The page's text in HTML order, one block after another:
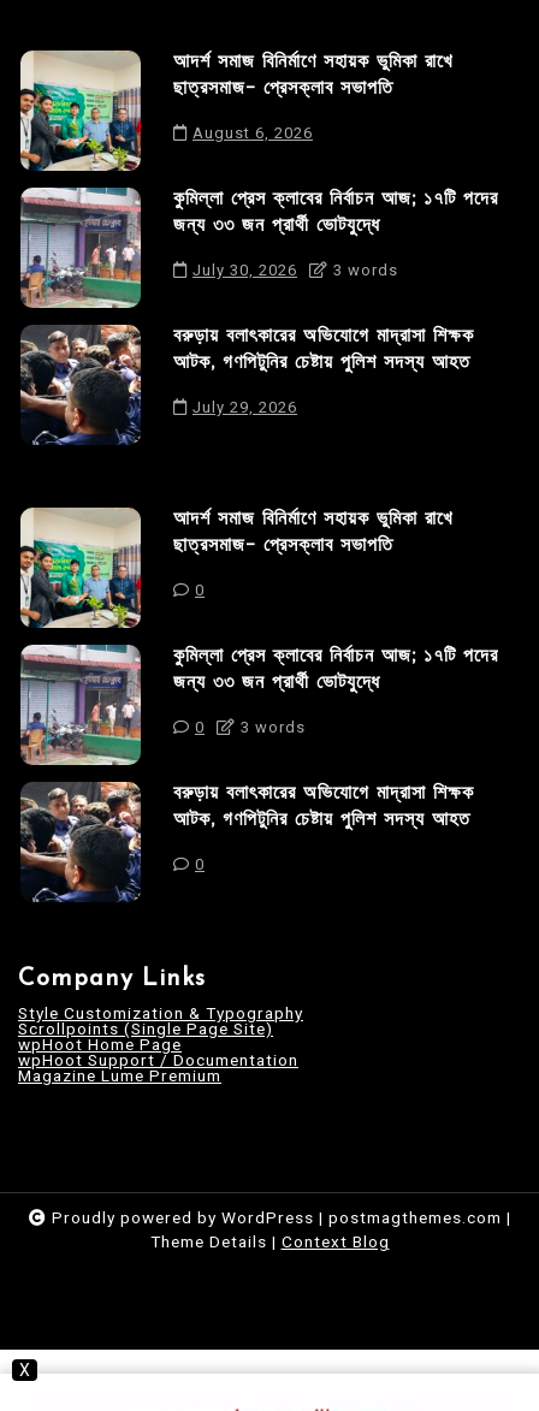
আদর্শ সমাজ বিনির্মাণে সহায়ক ভুমিকা রাখে
ছাত্রসমাজ- প্রেসক্লাব সভাপতি
August 6, 2026
কুমিল্লা প্রেস ক্লাবের নির্বাচন আজ; ১৭টি পদের
জন্য ৩৩ জন প্রার্থী ভোটযুদ্ধে
July 30, 2026 3 words
বরুড়ায় বলাৎকারের অভিযোগে মাদ্রাসা শিক্ষক
আটক, গণপিটুনির চেষ্টায় পুলিশ সদস্য আহত
July 29, 2026
আদর্শ সমাজ বিনির্মাণে সহায়ক ভুমিকা রাখে
ছাত্রসমাজ- প্রেসক্লাব সভাপতি
0
কুমিল্লা প্রেস ক্লাবের নির্বাচন আজ; ১৭টি পদের
জন্য ৩৩ জন প্রার্থী ভোটযুদ্ধে
0 3 words
বরুড়ায় বলাৎকারের অভিযোগে মাদ্রাসা শিক্ষক
আটক, গণপিটুনির চেষ্টায় পুলিশ সদস্য আহত
0
Company Links
Style Customization & Typography
Scrollpoints (Single Page Site)
wpHoot Home Page
wpHoot Support / Documentation
Magazine Lume Premium
Proudly powered by WordPress | postmagthemes.com |
Theme Details | Context Blog
X